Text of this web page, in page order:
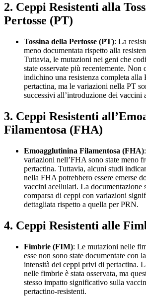
2. Ceppi Resistenti alla
Pertosse (PT)
Tossina della Pertosse (PT): La
meno documentata rispetto alla
Tuttavia, le mutazioni nei geni che
state osservate più recentemente. Non
indichino una resistenza completa alla
pertactina, ma le variazioni nella PT
successivi all’introduzione dei vaccini
3. Ceppi Resistenti
Filamentosa (FHA)
Emoagglutinina Filamentosa (FHA)
variazioni nell’FHA sono state meno
pertactina. Tuttavia, alcuni studi
nella FHA potrebbero essere emerse
vaccini acellulari. La documentazione
comparsa di ceppi con variazioni
dettagliata rispetto a quella per PRN.
4. Ceppi Resistenti alle
Fimbrie (FIM): Le mutazioni nelle
esse non sono state documentate con
intensità dei ceppi privi di pertactina.
nelle fimbrie è stata osservata, ma
stesso impatto significativo sulla
pertactino-resistenti.